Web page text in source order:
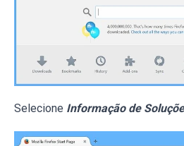
Selecione Informação de